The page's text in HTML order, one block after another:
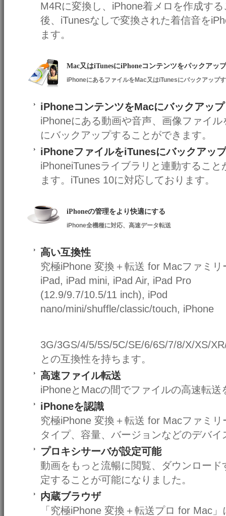
M4Rに変換し、iPhone着メロを作成す
後、iTunesなしで変換された着信音を
ます。
Mac又はiTunesにiPhoneコンテンツをパックアップ
iPhoneにあるファイルをMac又はiTunesにバックアップ
iPhoneコンテンツをMacにバックアップ
iPhoneにある動画や音声、画像ファイル
にバックアップすることができます。
iPhoneファイルをiTunesにバックアップ
iPhoneiTunesライブラリと連動すること
ます。iTunes 10に対応しております。
iPhoneの管理をより快適にする
iPhone全機種に対応、高速データ転送
高い互換性
究極iPhone 変換＋転送 for Macファミリ
iPad, iPad mini, iPad Air, iPad Pro
(12.9/9.7/10.5/11 inch), iPod
nano/mini/shuffle/classic/touch, iPhone
3G/3GS/4/5/5S/5C/SE/6/6S/7/8/X/XS/
との互換性を持ちます。
高速ファイル転送
iPhoneとMacの間でファイルの高速転送
iPhoneを認識
究極iPhone 変換＋転送 for Macファミ
タイプ、容量、バージョンなどのデバ
プロキシサーバが設定可能
動画をもっと流暢に閲覧、ダウンロー
定することが可能になりました。
内蔵ブラウザ
「究極iPhone 変換＋転送プロ for Mac